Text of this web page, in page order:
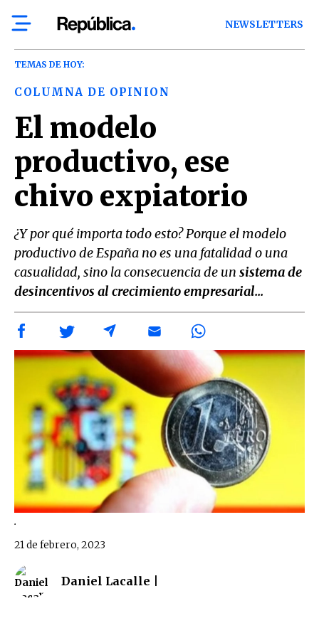
NEWSLETTERS
TEMAS DE HOY:
COLUMNA DE OPINION
El modelo
productivo, ese
chivo expiatorio
¿Y por qué importa todo esto? Porque el modelo
productivo de España no es una fatalidad o una
casualidad, sino la consecuencia de un sistema de
desincentivos al crecimiento empresarial...
.
Daniel Lacalle |
21 de febrero, 2023